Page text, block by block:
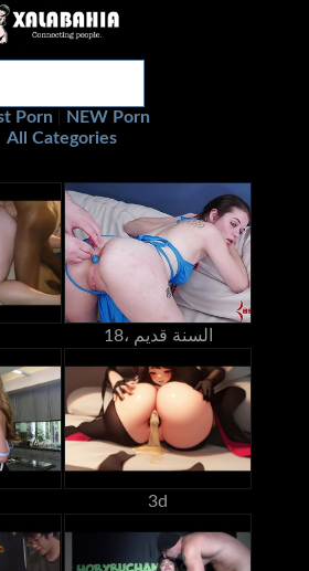
Porn
NEW Porn
All Categories
18، السنة قديم
3d